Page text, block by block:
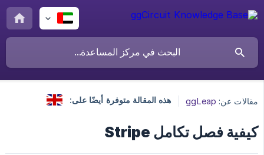
مقالات عن: ggLeap هذه المقالة متوفرة أيضًا على:
كيفية فصل تكامل Stripe